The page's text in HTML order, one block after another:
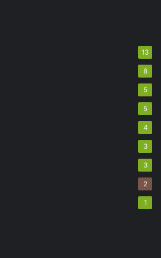
13
8
5
5
4
3
3
2
1